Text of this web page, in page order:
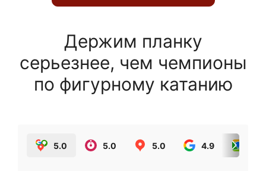
Держим планку
серьезнее, чем чемпионы
по фигурному катанию
5.0 5.0 5.0 4.9